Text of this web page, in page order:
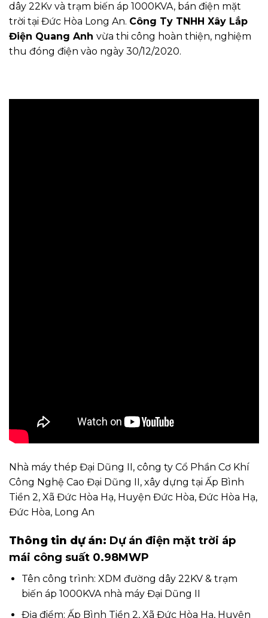
dây 22Kv và trạm biến áp 1000KVA, bán điện mặt
trời tại Đức Hòa Long An. Công Ty TNHH Xây Lắp
Điện Quang Anh vừa thi công hoàn thiện, nghiệm
thu đóng điện vào ngày 30/12/2020.
Nhà máy thép Đại Dũng II, công ty Cổ Phần Cơ Khí
Công Nghệ Cao Đại Dũng II, xây dựng tại Ấp Bình
Tiền 2, Xã Đức Hòa Hạ, Huyện Đức Hòa, Đức Hòa Hạ,
Đức Hòa, Long An
Thông tin dự án: Dự án điện mặt trời áp
mái công suất 0.98MWP
Tên công trình: XDM đường dây 22KV & trạm
biến áp 1000KVA nhà máy Đại Dũng II
Địa điểm: Ấp Bình Tiền 2, Xã Đức Hòa Hạ, Huyện